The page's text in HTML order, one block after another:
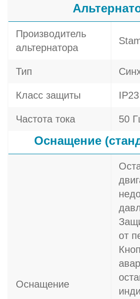
Производитель
альтернатора
Тип
Класс защиты IP23
Частота тока 50
Оснащение
Оснащение
от